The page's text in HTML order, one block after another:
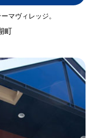
マヴィレッジ。
町